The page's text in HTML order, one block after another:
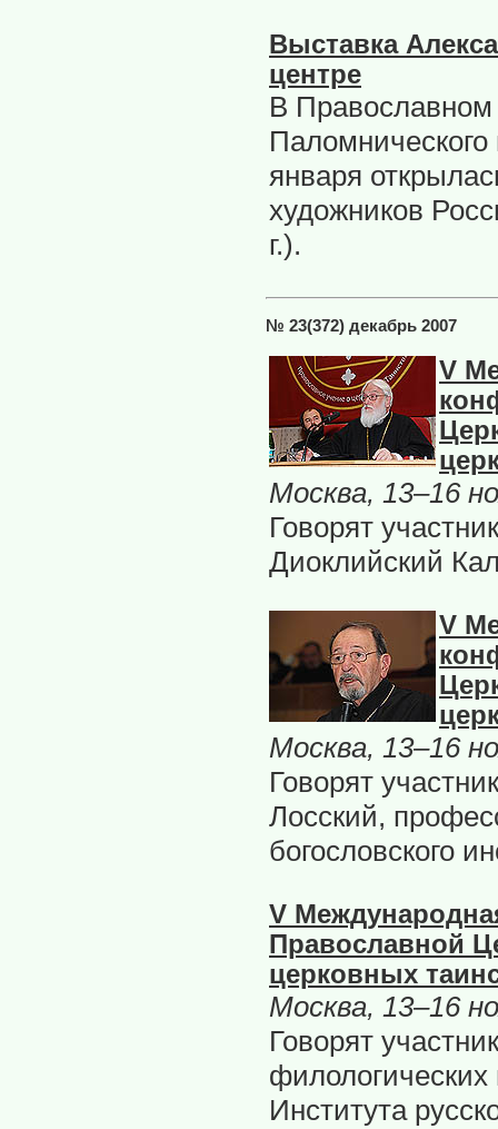
Выставка
центре
В Православном
Паломнического
января
художников
г.).
№ 23(372) декабрь 2007
V
Москва, 13–16
Говорят
Диоклийский
V
Москва, 13–16
Говорят
Лосский,
богословского
V
Православной
церковных
Москва, 13–16
Говорят
филологических
Института